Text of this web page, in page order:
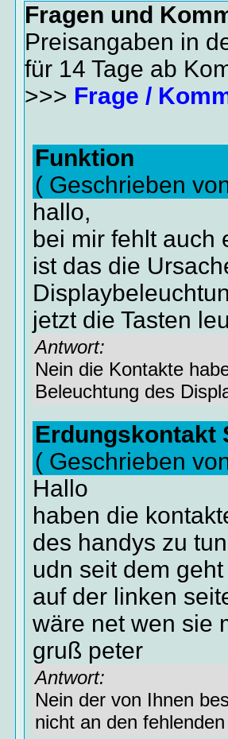
Fragen und
Preisangaben in
für 14 Tage ab
>>> Frage /
Funktion
( Geschrieben
hallo,
bei mir fehlt auch
ist das die
jetzt die Tasten
Antwort:
Nein die Kontakte
Beleuchtung des
Erdungskontakt
( Geschrieben
Hallo
haben die
des handys zu
udn seit dem
auf der linken
wäre net wen sie
gruß peter
Antwort:
Nein der von Ihnen
nicht an den